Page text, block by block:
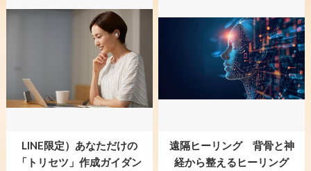
LINE限定）あなただけの
「トリセツ」作成ガイダン
遠隔ヒーリング 背骨と神
経から整えるヒーリング